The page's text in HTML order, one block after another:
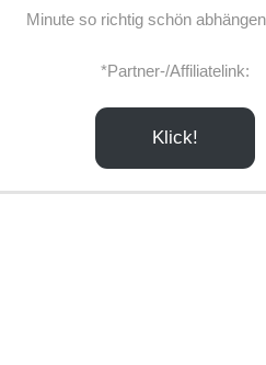
Minute so richtig schön
*Partner-/Affiliatelink:
Klick!